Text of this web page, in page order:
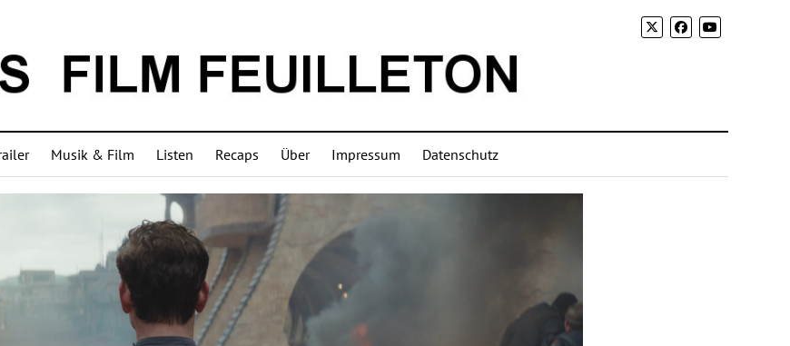
Musik & Film Listen Recaps Über Impressum Datenschutz